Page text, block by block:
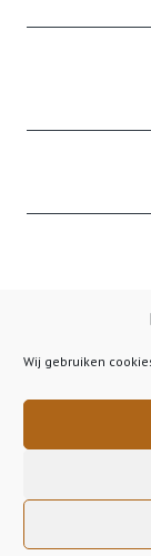
Wij gebruiken
vanaf €50,00 - - -